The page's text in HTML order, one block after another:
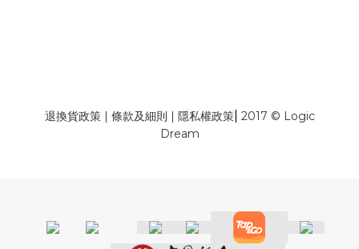
退換貨政策| 條款及細則 | 隱私權政策| 2017 © Logic
Dream